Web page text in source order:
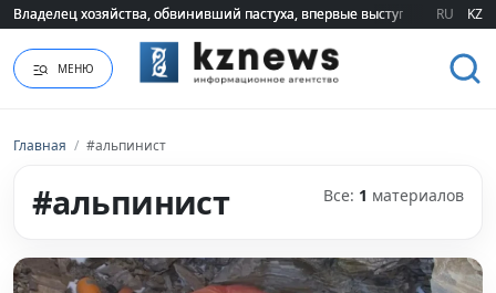
Владелец хозяйства, обвинивший пастуха, впервые выступил
Владелец хозяйства, обвинивший пастуха, впервые выступил RU KZ
МЕНЮ
Главная / #альпинист
#альпинист Все: 1 материалов